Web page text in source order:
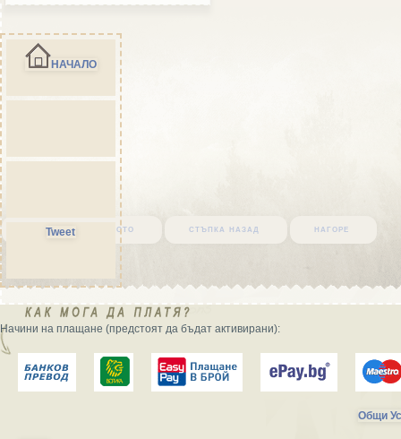
върни се в началото стъпка назад нагоре
Начини на плащане (предстоят да бъдат активирани):
Общи
НАЧАЛО
Tweet